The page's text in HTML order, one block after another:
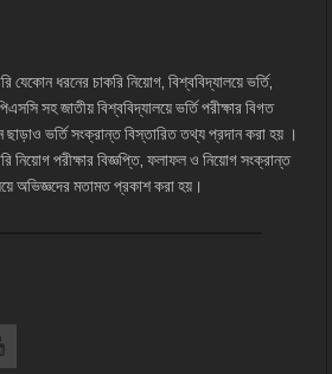
যেকোন ধরনের চাকরি নিয়োগ, বিশ্ববিদ্যালয়ে ভর্তি,
সহ জাতীয় বিশ্ববিদ্যালয়ে ভর্তি পরীক্ষার বিগত
ভর্তি সংক্রান্ত বিস্তারিত তথ্য প্রদান করা হয় ।
নিয়োগ পরীক্ষার বিজ্ঞপ্তি, ফলাফল ও নিয়োগ সংক্রান্ত
অভিজ্ঞদের মতামত প্রকাশ করা হয়।